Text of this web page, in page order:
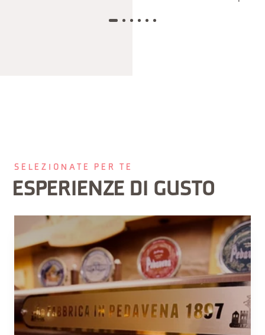
SELEZIONATE PER TE
ESPERIENZE DI GUSTO